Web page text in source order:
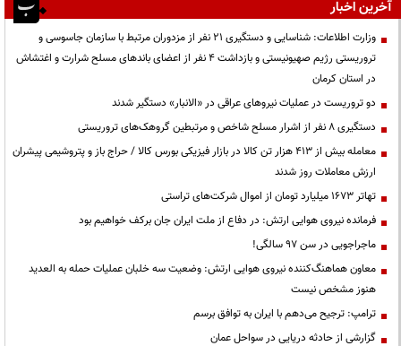
آخرین اخبار
وزارت اطلاعات: شناسایی و دستگیری ۲۱ نفر از مزدوران مرتبط با سازمان جاسوسی و
تروریستی رژیم صهیونیستی و بازداشت ۴ نفر از اعضای باندهای مسلح شرارت و اغتشاش
در استان کرمان
دو تروریست در عملیات نیروهای عراقی در «الانبار» دستگیر شدند
دستگیری ۸ نفر از اشرار مسلح شاخص و مرتبطین گروهک‌های تروریستی
معامله بیش از ۴۱۳ هزار تن کالا در بازار فیزیکی بورس کالا / حراج باز و پتروشیمی پیشران
ارزش معاملات روز شدند
تهاتر ۱۶۷۳ میلیارد تومان از اموال شرکت‌های تراستی
فرمانده نیروی هوایی ارتش: در دفاع از ملت ایران جان برکف خواهیم بود
ماجراجویی در سن ۹۷ سالگی!
معاون هماهنگ‌کننده نیروی هوایی ارتش: وضعیت سه خلبان عملیات حمله به العدید
هنوز مشخص نیست
ترامپ: ترجیح می‌دهم با ایران به توافق برسم
گزارشی از حادثه دریایی در سواحل عمان